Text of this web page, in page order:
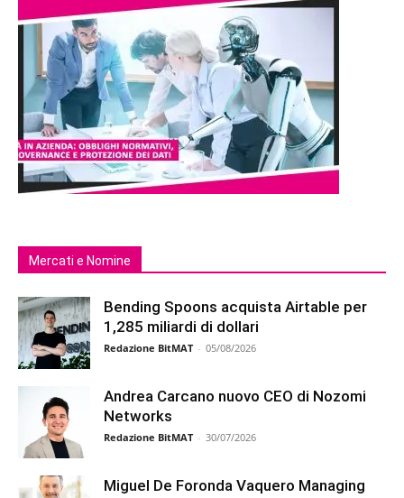
Mercati e Nomine
Bending Spoons acquista Airtable per
1,285 miliardi di dollari
Redazione BitMAT - 05/08/2026
Andrea Carcano nuovo CEO di Nozomi
Networks
Redazione BitMAT - 30/07/2026
Miguel De Foronda Vaquero Managing